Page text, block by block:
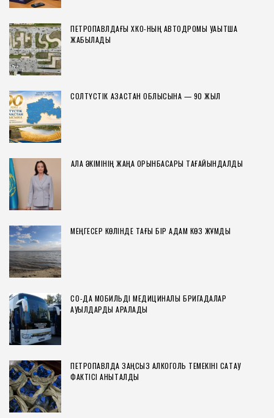
ПЕТРОПАВЛДАҒЫ ХҚКО-НЫҢ АВТОДРОМЫ УАҚЫТША
ЖАБЫЛАДЫ
СОЛТҮСТІК ҚАЗАҚСТАН ОБЛЫСЫНА — 90 ЖЫЛ
ҚАЛА ӘКІМІНІҢ ЖАҢА ОРЫНБАСАРЫ ТАҒАЙЫНДАЛДЫ
МЕҢГЕСЕР КӨЛІНДЕ ТАҒЫ БІР АДАМ КӨЗ ЖҰМДЫ
СҚО-ДА МОБИЛЬДІ МЕДИЦИНАЛЫҚ БРИГАДАЛАР
АУЫЛДАРДЫ АРАЛАДЫ
ПЕТРОПАВЛДА ЗАҢСЫЗ АЛКОГОЛЬ ТЕМЕКІНІ САҚТАУ
ФАКТІСІ АНЫҚТАЛДЫ